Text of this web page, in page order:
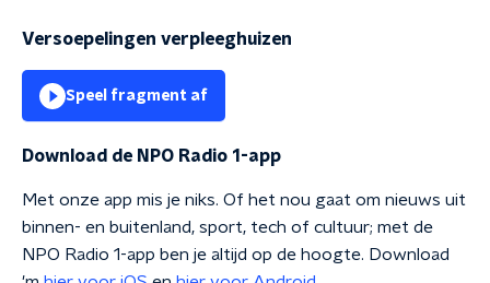
Versoepelingen verpleeghuizen
Speel fragment af
Download de NPO Radio 1-app
Met onze app mis je niks. Of het nou gaat om nieuws uit
binnen- en buitenland, sport, tech of cultuur; met de
NPO Radio 1-app ben je altijd op de hoogte. Download